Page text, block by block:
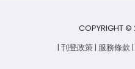
COPYRIGHT
| 刊登政策 | 服務條款